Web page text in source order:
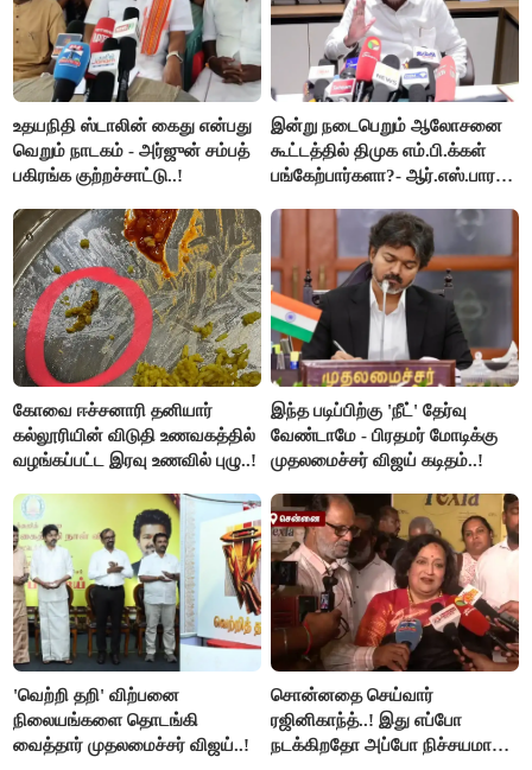
உதயநிதி ஸ்டாலின் கைது என்பது
வெறும் நாடகம் - அர்ஜுன் சம்பத்
பகிரங்க குற்றச்சாட்டு..!
இன்று நடைபெறும் ஆலோசனை
கூட்டத்தில் திமுக எம்.பி.க்கள்
பங்கேற்பார்களா?- ஆர்.எஸ்.பாரதி
கோவை ஈச்சனாரி தனியார்
கல்லூரியின் விடுதி உணவகத்தில்
வழங்கப்பட்ட இரவு உணவில் புழு..!
இந்த படிப்பிற்கு 'நீட்' தேர்வு
வேண்டாமே - பிரதமர் மோடிக்கு
முதலமைச்சர் விஜய் கடிதம்..!
'வெற்றி தறி' விற்பனை
நிலையங்களை தொடங்கி
வைத்தார் முதலமைச்சர் விஜய்..!
சொன்னதை செய்வார்
ரஜினிகாந்த்..! இது எப்போ
நடக்கிறதோ அப்போ நிச்சயமாக